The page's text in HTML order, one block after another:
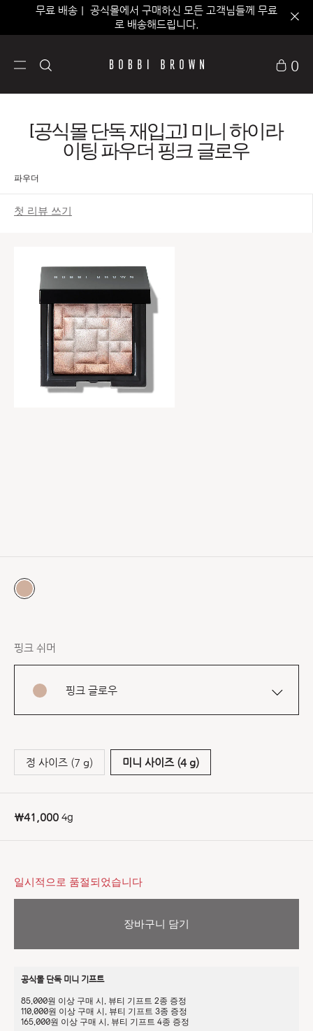
무료 배송｜ 공식몰에서 구매하신 모든 고객님들께 무료
로 배송해드립니다.
0
[공식몰 단독 재입고] 미니 하이라
이팅 파우더 핑크 글로우
파우더
첫 리뷰 쓰기
핑크 쉬머
핑크 글로우
정 사이즈 (7 g) 미니 사이즈 (4 g)
₩41,000 4g
일시적으로 품절되었습니다
장바구니 담기
공식몰 단독 미니 기프트
85,000원 이상 구매 시, 뷰티 기프트 2종 증정
110,000원 이상 구매 시, 뷰티 기프트 3종 증정
165,000원 이상 구매 시, 뷰티 기프트 4종 증정